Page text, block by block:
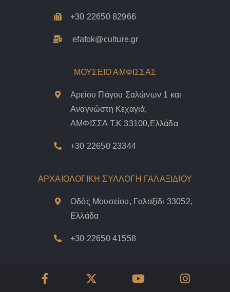
+30 22650 82966
efafok@culture.gr
ΜΟΥΣΕΙΟ ΑΜΦΙΣΣΑΣ
Αρείου Πάγου Σαλώνων 1 και
Αναγνώστη Κεχαγιά,
ΑΜΦΙΣΣΑ Τ.Κ 33100,Ελλάδα
+30 22650 23344
ΑΡΧΑΙΟΛΟΓΙΚΗ ΣΥΛΛΟΓΗ ΓΑΛΑΞΙΔΙΟΥ
Οδός Μουσείου, Γαλαξίδι 33052,
Ελλάδα
+30 22650 41558